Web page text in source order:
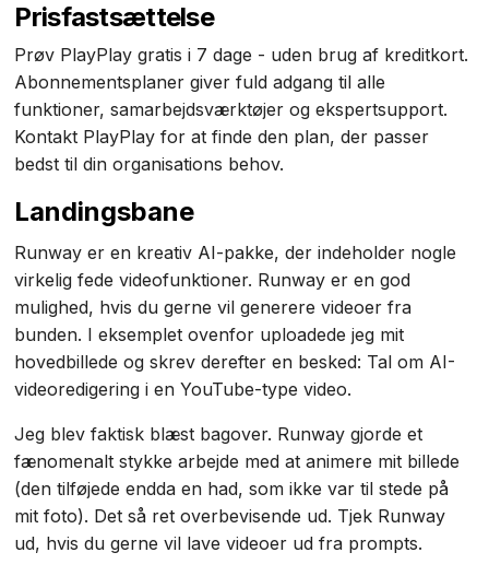
‍Prisfastsættelse
Prøv PlayPlay gratis i 7 dage - uden brug af kreditkort.
Abonnementsplaner giver fuld adgang til alle
funktioner, samarbejdsværktøjer og ekspertsupport.
Kontakt PlayPlay for at finde den plan, der passer
bedst til din organisations behov.
Landingsbane
Runway er en kreativ AI-pakke, der indeholder nogle
virkelig fede videofunktioner. Runway er en god
mulighed, hvis du gerne vil generere videoer fra
bunden. I eksemplet ovenfor uploadede jeg mit
hovedbillede og skrev derefter en besked: Tal om AI-
videoredigering i en YouTube-type video.
Jeg blev faktisk blæst bagover. Runway gjorde et
fænomenalt stykke arbejde med at animere mit billede
(den tilføjede endda en had, som ikke var til stede på
mit foto). Det så ret overbevisende ud. Tjek Runway
ud, hvis du gerne vil lave videoer ud fra prompts.